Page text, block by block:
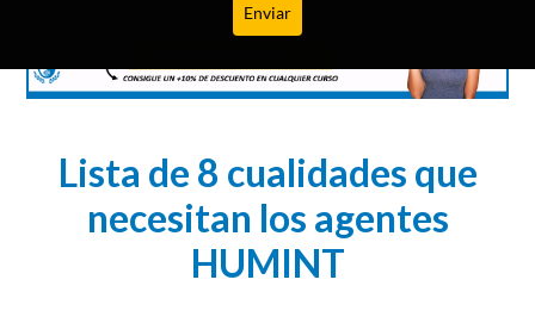
Lista de 8 cualidades que
necesitan los agentes
HUMINT
Enviar